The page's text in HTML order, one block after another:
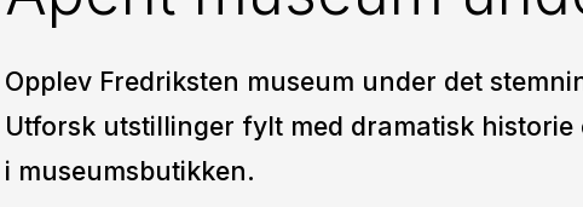
Opplev Fredriksten museum under det
Utforsk utstillinger fylt med dramatisk
i museumsbutikken.